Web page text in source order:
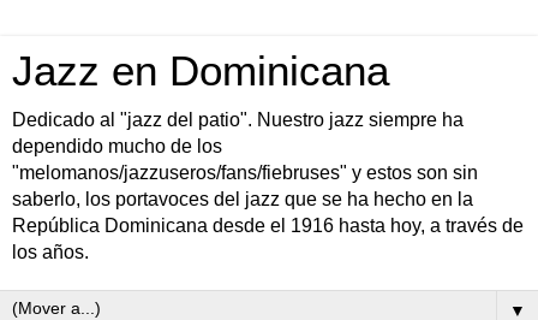
Jazz en Dominicana
Dedicado al "jazz del patio". Nuestro jazz siempre ha
dependido mucho de los
"melomanos/jazzuseros/fans/fiebruses" y estos son sin
saberlo, los portavoces del jazz que se ha hecho en la
República Dominicana desde el 1916 hasta hoy, a través de
los años.
▼